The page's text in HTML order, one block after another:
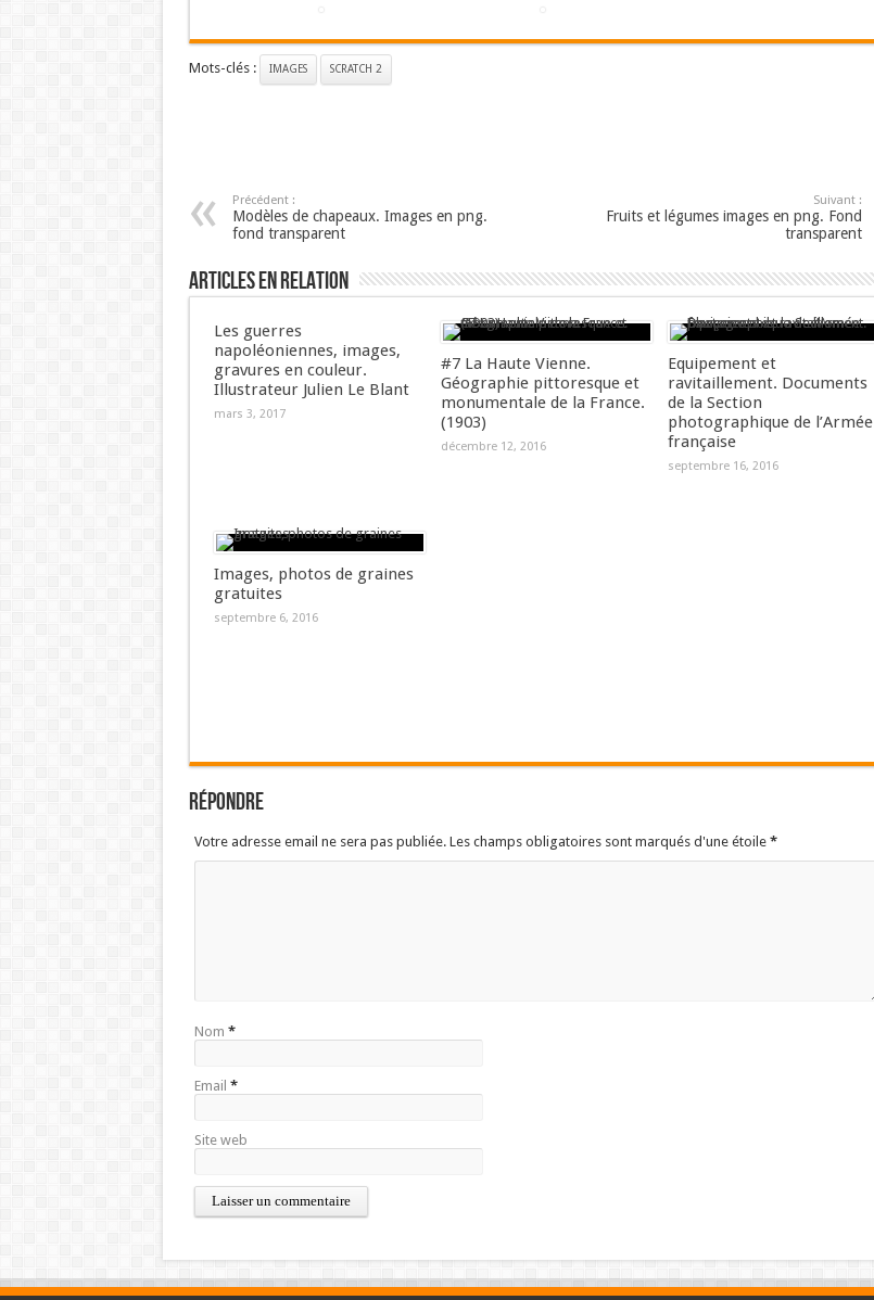
Mots-clés : IMAGES SCRATCH 2
Précédent :
Modèles de chapeaux. Images en png.
fond transparent
Suivant :
Fruits et légumes images en png. Fond
transparent
Articles en relation
Les guerres
napoléoniennes, images,
gravures en couleur.
Illustrateur Julien Le Blant
mars 3, 2017
#7 La Haute Vienne.
Géographie pittoresque et
monumentale de la France.
(1903)
décembre 12, 2016
Equipement et
ravitaillement. Documents
de la Section
photographique de l’Armée
française
septembre 16, 2016
Images, photos de graines
gratuites
septembre 6, 2016
Répondre
Votre adresse email ne sera pas publiée. Les champs obligatoires sont marqués d'une étoile *
Nom *
Email *
Site web